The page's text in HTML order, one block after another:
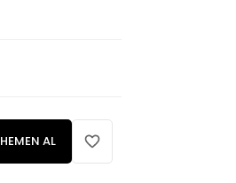
HEMEN AL